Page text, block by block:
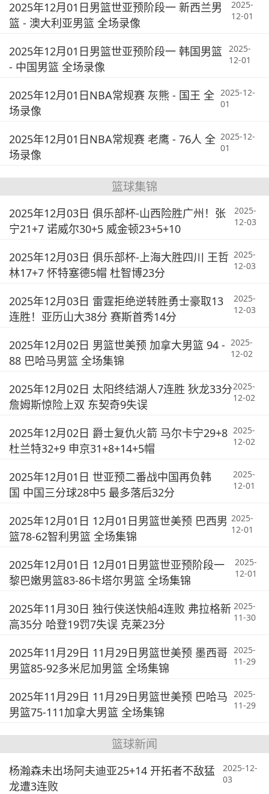
2025年12月01日男篮世亚预阶段一 新西兰男
篮 - 澳大利亚男篮 全场录像
2025-
12-01
2025年12月01日男篮世亚预阶段一 韩国男篮
- 中国男篮 全场录像
2025-
12-01
2025年12月01日NBA常规赛 灰熊 - 国王 全
场录像
2025-12-
01
2025年12月01日NBA常规赛 老鹰 - 76人 全
场录像
2025-12-
01
篮球集锦
2025年12月03日 俱乐部杯-山西险胜广州！张
宁21+7 诺威尔30+5 威金顿23+5+10
2025-
12-03
2025年12月03日 俱乐部杯-上海大胜四川 王哲
林17+7 怀特塞德5帽 杜智博23分
2025-
12-03
2025年12月03日 雷霆拒绝逆转胜勇士豪取13
连胜！亚历山大38分 赛斯首秀14分
2025-
12-03
2025年12月02日 男篮世美预 加拿大男篮 94 -
88 巴哈马男篮 全场集锦
2025-
12-02
2025年12月02日 太阳终结湖人7连胜 狄龙33分
詹姆斯惊险上双 东契奇9失误
2025-
12-02
2025年12月02日 爵士复仇火箭 马尔卡宁29+8
杜兰特32+9 申京31+8+14+5帽
2025-
12-02
2025年12月01日 世亚预二番战中国再负韩
国 中国三分球28中5 最多落后32分
2025-
12-01
2025年12月01日 12月01日男篮世美预 巴西男
篮78-62智利男篮 全场集锦
2025-
12-01
2025年12月01日 12月01日男篮世亚预阶段一
黎巴嫩男篮83-86卡塔尔男篮 全场集锦
2025-
12-01
2025年11月30日 独行侠送快船4连败 弗拉格新
高35分 哈登19罚7失误 克莱23分
2025-
11-30
2025年11月29日 11月29日男篮世美预 墨西哥
男篮85-92多米尼加男篮 全场集锦
2025-
11-29
2025年11月29日 11月29日男篮世美预 巴哈马
男篮75-111加拿大男篮 全场集锦
2025-
11-29
篮球新闻
杨瀚森未出场阿夫迪亚25+14 开拓者不敌猛
龙遭3连败
2025-12-
03